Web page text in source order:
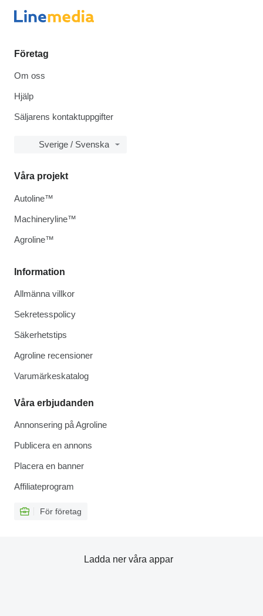
Företag
Om oss
Hjälp
Säljarens kontaktuppgifter
Sverige / Svenska
Information
Allmänna villkor
Sekretesspolicy
Säkerhetstips
Agroline recensioner
Varumärkeskatalog
Våra erbjudanden
Annonsering på Agroline
Publicera en annons
Placera en banner
Affiliateprogram
För företag
Våra projekt
Autoline™
Machineryline™
Agroline™
Ladda ner våra appar